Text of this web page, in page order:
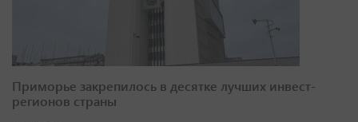
Приморье закрепилось в десятке лучших инвест-
регионов страны